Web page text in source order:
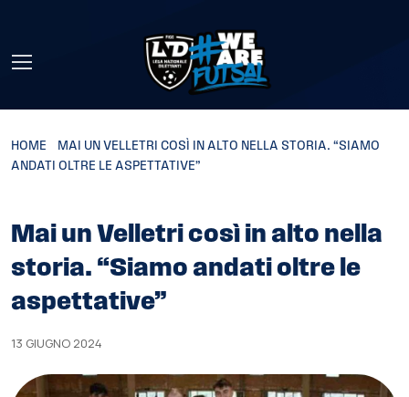
HOME
MAI UN VELLETRI COSÌ IN ALTO NELLA STORIA. “SIAMO
ANDATI OLTRE LE ASPETTATIVE”
Mai un Velletri così in alto nella
storia. “Siamo andati oltre le
aspettative”
13 GIUGNO 2024